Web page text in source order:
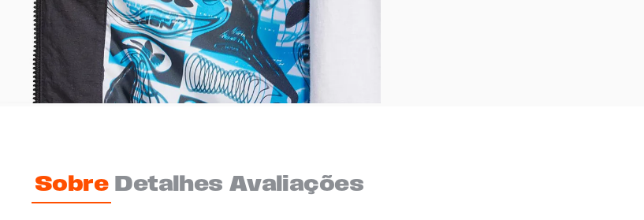
Para ter uma melhor experiência de compra,
Sobre Detalhes Avaliações